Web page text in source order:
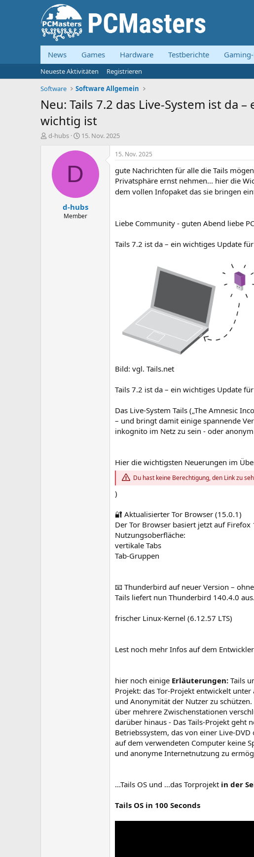
News Games Hardware Testberichte Gaming-
Neueste Aktivitäten
Registrieren
Software
Software Allgemein
Neu: Tails 7.2 das Live-System ist da
wichtig ist
E
d-hubs
E
s
e
l
t
a
m
15. Nov. 2025
D
d-hubs
Member
15. Nov. 2025
gute Nachrichten für alle die Tails
Privatsphäre ernst nehmen... hier die
dem vollen Infopaket das sie bringen
Liebe Community - guten Abend liebe
Tails 7.2 ist da – ein wichtiges Update
Bild: vgl. Tails.net
Tails 7.2 ist da – ein wichtiges Update
Das Live-System Tails („The Amnesic
– und bringt damit einige spannende
inkognito im Netz zu sein - oder
Hier die wichtigsten Neuerungen im
Du hast keine Berechtigung, den Link zu
)
🔐 Aktualisierter Tor Browser (15.0.1)
Der Tor Browser basiert jetzt auf
Nutzungsoberfläche:
vertikale Tabs
Tab-Gruppen
📧 Thunderbird auf neuer Version –
Tails liefert nun Thunderbird 140.4.0 aus.
frischer Linux-Kernel (6.12.57 LTS)
Lest noch mehr Infos auf dem
hier noch einige Erläuterungen: Tails
Projekt: das Tor-Projekt entwickelt
und Anonymität der Nutzer zu
über mehrere Zwischenstationen
darüber hinaus - Das Tails-Projekt geht
Betriebssystem, das von einer Live-
auf dem verwendeten Computer keine
und anonyme Internetnutzung zu
...Tails OS und ...das Torprojekt in der
Tails OS in 100 Seconds